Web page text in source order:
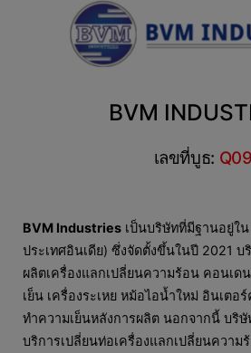
BVM
เลขที่บูธ: Q09
BVM Industries เป็นบริษัทที่มีฐานอยู่ใ
ประเทศอินเดีย) ซึ่งจัดตั้งขึ้นในปี 2021 บ
ผลิตเครื่องแลกเปลี่ยนความร้อน คอนเด
เย็น เครื่องระเหย หม้อไอน้ำใหม่ อินเตอ
ทำความเย็นหลังการผลิต นอกจากนี้ บริษั
บริการเปลี่ยนท่อเครื่องแลกเปลี่ยนความ